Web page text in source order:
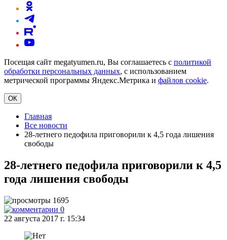
Посещая сайт megatyumen.ru, Вы соглашаетесь с политикой
обработки персональных данных, с использованием
метрической программы Яндекс.Метрика и файлов cookie.
ОК
Главная
Все новости
28-летнего педофила приговорили к 4,5 года лишения
свободы
28-летнего педофила приговорили к 4,5
года лишения свободы
1695
0
22 августа 2017 г. 15:34